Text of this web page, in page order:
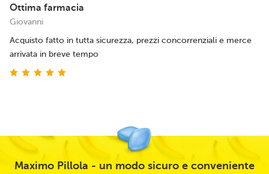
Ottima farmacia
Giovanni
Acquisto fatto in tutta sicurezza, prezzi concorrenziali e merce
arrivata in breve tempo
Maximo Pillola - un modo sicuro e conveniente